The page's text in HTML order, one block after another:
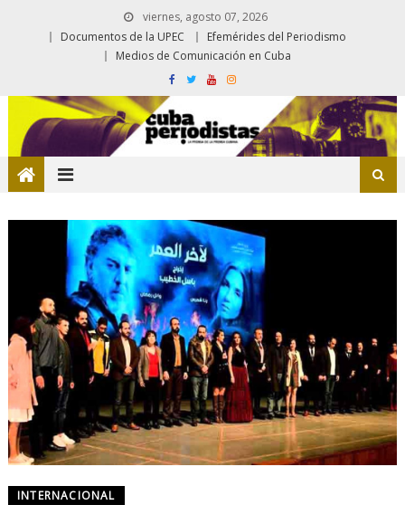
viernes, agosto 07, 2026
Documentos de la UPEC
Efemérides del Periodismo
Medios de Comunicación en Cuba
INTERNACIONAL